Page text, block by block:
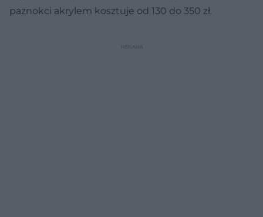
paznokci akrylem kosztuje od 130 do 350 zł.